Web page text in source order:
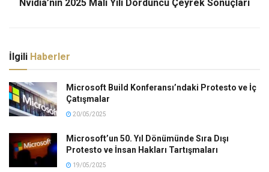
Nvidia’nın 2025 Mali Yılı Dördüncü Çeyrek Sonuçları
İlgili Haberler
Microsoft Build Konferansı’ndaki Protesto ve İç
Çatışmalar
20/05/2025
Microsoft’un 50. Yıl Dönümünde Sıra Dışı
Protesto ve İnsan Hakları Tartışmaları
19/05/2025